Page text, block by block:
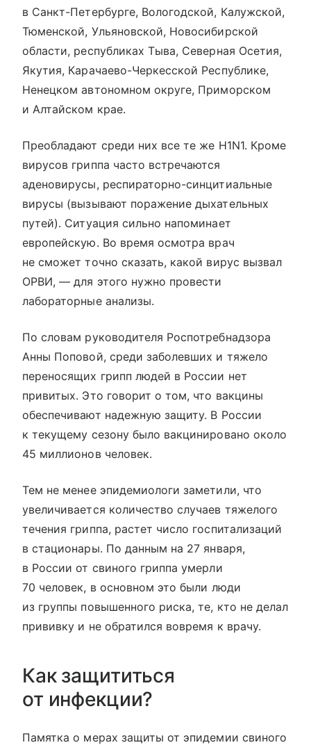
в Санкт-Петербурге, Вологодской, Калужской,
Тюменской, Ульяновской, Новосибирской
области, республиках Тыва, Северная Осетия,
Якутия, Карачаево-Черкесской Республике,
Ненецком автономном округе, Приморском
и Алтайском крае.
Преобладают среди них все те же H1N1. Кроме
вирусов гриппа часто встречаются
аденовирусы, респираторно-синцитиальные
вирусы (вызывают поражение дыхательных
путей). Ситуация сильно напоминает
европейскую. Во время осмотра врач
не сможет точно сказать, какой вирус вызвал
ОРВИ, — для этого нужно провести
лабораторные анализы.
По словам руководителя Роспотребнадзора
Анны Поповой, среди заболевших и тяжело
переносящих грипп людей в России нет
привитых. Это говорит о том, что вакцины
обеспечивают надежную защиту. В России
к текущему сезону было вакцинировано около
45 миллионов человек.
Тем не менее эпидемиологи заметили, что
увеличивается количество случаев тяжелого
течения гриппа, растет число госпитализаций
в стационары. По данным на 27 января,
в России от свиного гриппа умерли
70 человек, в основном это были люди
из группы повышенного риска, те, кто не делал
прививку и не обратился вовремя к врачу.
Как защититься
от инфекции?
Памятка о мерах защиты от эпидемии свиного